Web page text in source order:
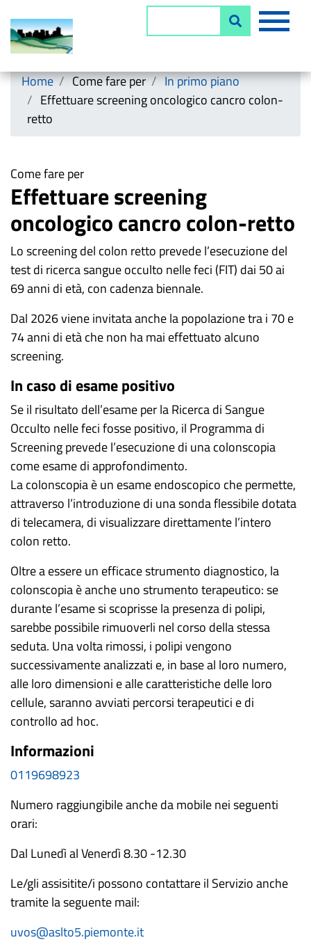
Salta
Horizontal menu
Home Come fare per
In primo piano
Effettuare screening oncologico cancro colon-
retto
Come fare per
Effettuare screening
oncologico cancro colon-retto
Lo screening del colon retto prevede l’esecuzione del
test di ricerca sangue occulto nelle feci (FIT) dai 50 ai
69 anni di età, con cadenza biennale.
Dal 2026 viene invitata anche la popolazione tra i 70 e
74 anni di età che non ha mai effettuato alcuno
screening.
In caso di esame positivo
Se il risultato dell’esame per la Ricerca di Sangue
Occulto nelle feci fosse positivo, il Programma di
Screening prevede l’esecuzione di una colonscopia
come esame di approfondimento.
La colonscopia è un esame endoscopico che permette,
attraverso l’introduzione di una sonda flessibile dotata
di telecamera, di visualizzare direttamente l’intero
colon retto.
Oltre a essere un efficace strumento diagnostico, la
colonscopia è anche uno strumento terapeutico: se
durante l’esame si scoprisse la presenza di polipi,
sarebbe possibile rimuoverli nel corso della stessa
seduta. Una volta rimossi, i polipi vengono
successivamente analizzati e, in base al loro numero,
alle loro dimensioni e alle caratteristiche delle loro
cellule, saranno avviati percorsi terapeutici e di
controllo ad hoc.
Informazioni
0119698923
Numero raggiungibile anche da mobile nei seguenti
orari:
Dal Lunedì al Venerdì 8.30 -12.30
Le/gli assisitite/i possono contattare il Servizio anche
tramite la seguente mail:
uvos@aslto5.piemonte.it